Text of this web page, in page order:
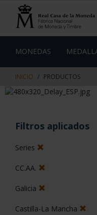
contenido
de
MONEDAS
INICIO PRODUCTOS
Filtros aplicados
Series
CC.AA.
Galicia
Castilla-La Mancha